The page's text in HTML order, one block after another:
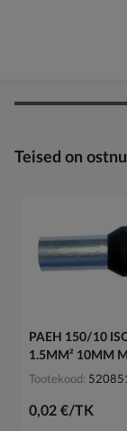
Teised on
PAEH 150/10
1.5MM² 10MM
Tootekood
0,02 €/TK